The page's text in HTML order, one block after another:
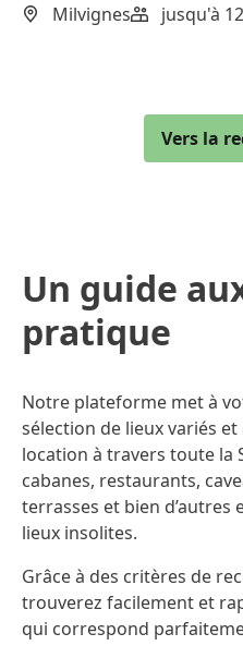
Milvignes jusqu'à
Vers la
Un guide
pratique
Notre plateforme met à
sélection de lieux variés
location à travers toute la
cabanes, restaurants,
terrasses et bien d’autres
lieux insolites.
Grâce à des critères de
trouverez facilement et
qui correspond